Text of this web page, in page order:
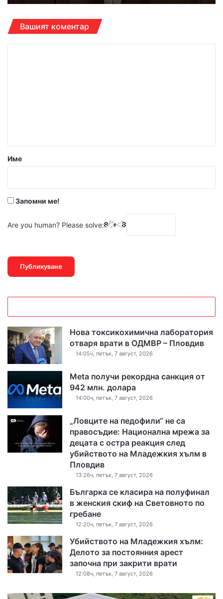
Вашият коментар
р
Име
Запомни ме!
Are you human? Please solve:
Нова токсикохимична лаборатория
отваря врати в ОДМВР – Пловдив
14:05ч, петък, 7 август, 2026
Meta получи рекордна санкция от
942 млн. долара
14:00ч, петък, 7 август, 2026
„Ловците на педофили“ не са
правосъдие: Национална мрежа за
децата с остра реакция след
убийството на Младежкия хълм в
Пловдив
13:26ч, петък, 7 август, 2026
Българка се класира на полуфинал
в женския скиф на Световното по
гребане
12:20ч, петък, 7 август, 2026
Убийството на Младежкия хълм:
Делото за постоянния арест
започна при закрити врати
12:08ч, петък, 7 август, 2026